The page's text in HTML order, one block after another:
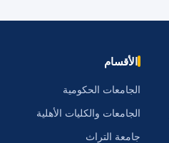
الأقسام
الجامعات الحكومية
الجامعات والكليات الأهلية
جامعة التراث